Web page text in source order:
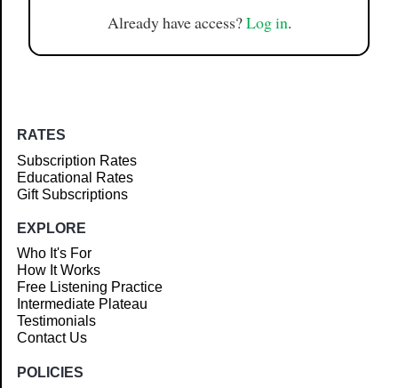
Already have access?Log in.
RATES
Subscription Rates
Educational Rates
Gift Subscriptions
EXPLORE
Who It's For
How It Works
Free Listening Practice
Intermediate Plateau
Testimonials
Contact Us
POLICIES